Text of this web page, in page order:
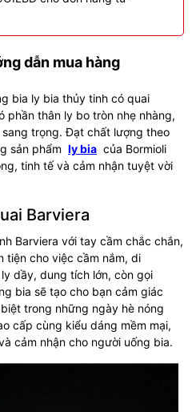
dẫn mua hàng
bia ly bia thủy tinh có quai
phần thân ly bo tròn nhẹ nhàng,
trọng. Đạt chất lượng theo
sản phẩm ly bia của Bormioli
tinh tế và cảm nhận tuyệt vời
Barviera
Barviera với tay cầm chắc chắn,
tiện cho việc cầm nắm, di
dầy, dung tích lớn, còn gọi
bia sẽ tạo cho bạn cảm giác
trong những ngày hè nóng
cấp cùng kiểu dáng mềm mại,
cảm nhận cho người uống bia.